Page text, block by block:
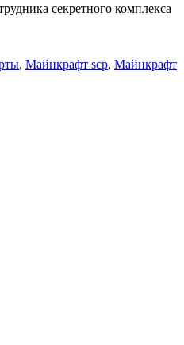
секретного комплекса
, Майнкрафт scp, Майнкрафт